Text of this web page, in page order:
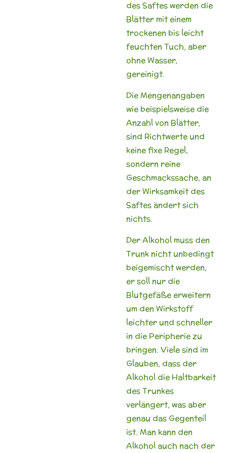
des Saftes werden die
Blätter mit einem
trockenen bis leicht
feuchten Tuch, aber
ohne Wasser,
gereinigt.
Die Mengenangaben
wie beispielsweise die
Anzahl von Blätter,
sind Richtwerte und
keine fixe Regel,
sondern reine
Geschmackssache, an
der Wirksamkeit des
Saftes ändert sich
nichts.
Der Alkohol muss den
Trunk nicht unbedingt
beigemischt werden,
er soll nur die
Blutgefäße erweitern
um den Wirkstoff
leichter und schneller
in die Peripherie zu
bringen. Viele sind im
Glauben, dass der
Alkohol die Haltbarkeit
des Trunkes
verlängert, was aber
genau das Gegenteil
ist. Man kann den
Alkohol auch nach der